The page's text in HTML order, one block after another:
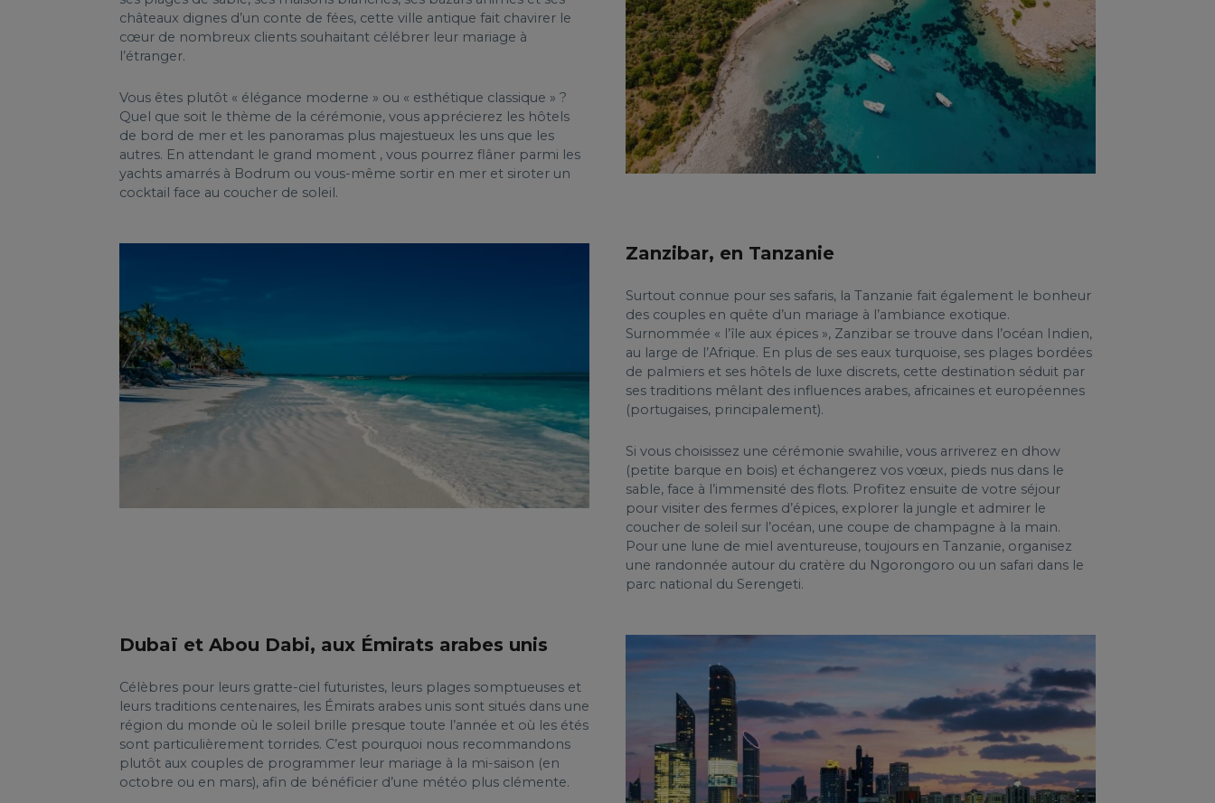
châteaux dignes d’un conte de fées, cette ville antique fait chavirer le
cœur de nombreux clients souhaitant célébrer leur mariage à
l’étranger.
Vous êtes plutôt « élégance moderne » ou « esthétique classique » ?
Quel que soit le thème de la cérémonie, vous apprécierez les hôtels
de bord de mer et les panoramas plus majestueux les uns que les
autres. En attendant le grand moment , vous pourrez flâner parmi les
yachts amarrés à Bodrum ou vous-même sortir en mer et siroter un
cocktail face au coucher de soleil.
Zanzibar, en Tanzanie
Surtout connue pour ses safaris, la Tanzanie fait également le bonheur
des couples en quête d’un mariage à l’ambiance exotique.
Surnommée « l’île aux épices », Zanzibar se trouve dans l’océan Indien,
au large de l’Afrique. En plus de ses eaux turquoise, ses plages bordées
de palmiers et ses hôtels de luxe discrets, cette destination séduit par
ses traditions mêlant des influences arabes, africaines et européennes
(portugaises, principalement).
Si vous choisissez une cérémonie swahilie, vous arriverez en dhow
(petite barque en bois) et échangerez vos vœux, pieds nus dans le
sable, face à l’immensité des flots. Profitez ensuite de votre séjour
pour visiter des fermes d’épices, explorer la jungle et admirer le
coucher de soleil sur l’océan, une coupe de champagne à la main.
Pour une lune de miel aventureuse, toujours en Tanzanie, organisez
une randonnée autour du cratère du Ngorongoro ou un safari dans le
parc national du Serengeti.
Dubaï et Abou Dabi, aux Émirats arabes unis
Célèbres pour leurs gratte-ciel futuristes, leurs plages somptueuses et
leurs traditions centenaires, les Émirats arabes unis sont situés dans une
région du monde où le soleil brille presque toute l’année et où les étés
sont particulièrement torrides. C’est pourquoi nous recommandons
plutôt aux couples de programmer leur mariage à la mi-saison (en
octobre ou en mars), afin de bénéficier d’une météo plus clémente.